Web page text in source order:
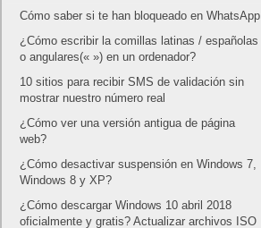
Cómo saber si te han bloqueado en WhatsApp
¿Cómo escribir la comillas latinas / españolas
o angulares(« ») en un ordenador?
10 sitios para recibir SMS de validación sin
mostrar nuestro número real
¿Cómo ver una versión antigua de página
web?
¿Cómo desactivar suspensión en Windows 7,
Windows 8 y XP?
¿Cómo descargar Windows 10 abril 2018
oficialmente y gratis? Actualizar archivos ISO